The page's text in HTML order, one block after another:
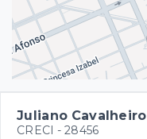
Juliano Cavalheiro
CRECI - 28456